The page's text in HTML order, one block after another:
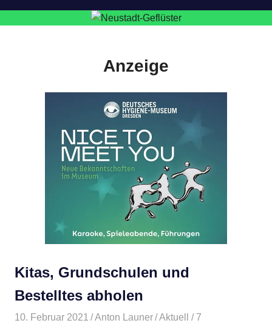
Anzeige
Kitas, Grundschulen und
Bestelltes abholen
10. Februar 2021 Anton Launer Aktuell
/ 7